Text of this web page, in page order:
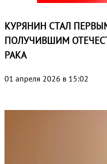
КУРЯНИН СТАЛ
ПОЛУЧИВШИМ
РАКА
01 апреля 2026 в 15:02